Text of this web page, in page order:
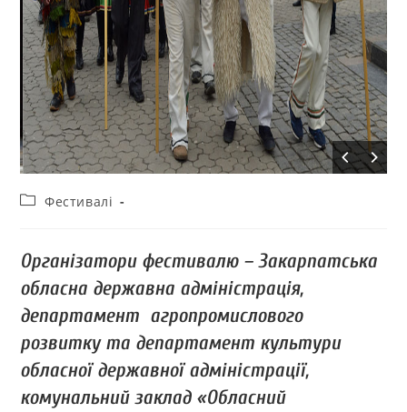
Фестивалі
Організатори фестивалю – Закарпатська
обласна державна адміністрація,
департамент агропромислового
розвитку та департамент культури
обласної державної адміністрації,
комунальний заклад «Обласний